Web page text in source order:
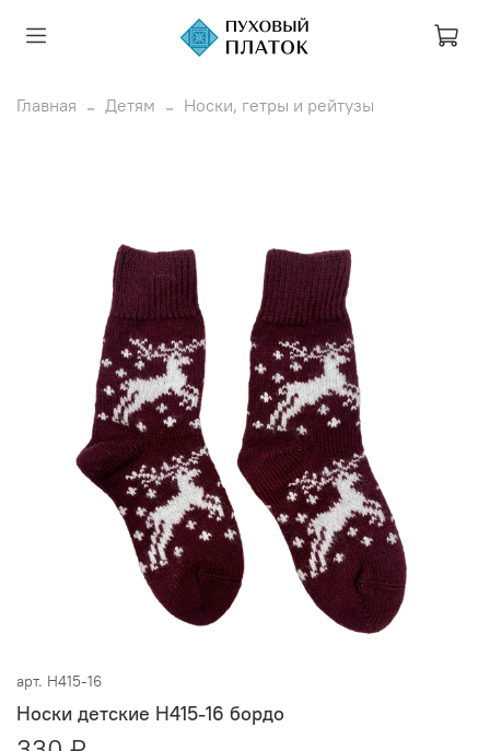
Главная Детям Носки, гетры и рейтузы
арт. Н415-16
Носки детские Н415-16 бордо